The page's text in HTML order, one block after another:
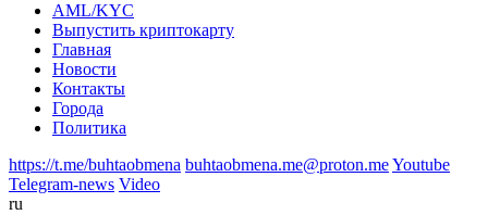
AML/KYC
Выпустить криптокарту
Главная
Новости
Контакты
Города
Политика
https://t.me/buhtaobmena buhtaobmena.me@proton.meYoutube
Telegram-news Video
ru